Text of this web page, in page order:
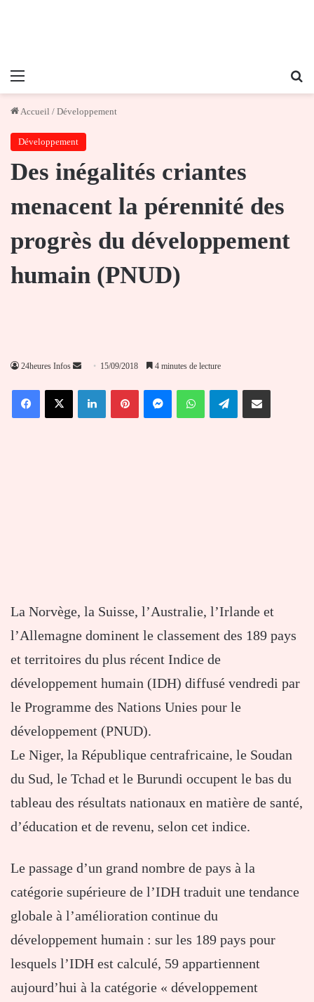
Menu
Accueil / Développement
Développement
Des inégalités criantes
menacent la pérennité des
progrès du développement
humain (PNUD)
24heures Infos
Envoyer
courriel
15/09/2018 4 minutes de lecture
FacebookX LinkedinPinterestMessengerWhatsAppTelegramPartager par email
La Norvège, la Suisse, l’Australie, l’Irlande et
l’Allemagne dominent le classement des 189 pays
et territoires du plus récent Indice de
développement humain (IDH) diffusé vendredi par
le Programme des Nations Unies pour le
développement (PNUD).
Le Niger, la République centrafricaine, le Soudan
du Sud, le Tchad et le Burundi occupent le bas du
tableau des résultats nationaux en matière de santé,
d’éducation et de revenu, selon cet indice.
Le passage d’un grand nombre de pays à la
catégorie supérieure de l’IDH traduit une tendance
globale à l’amélioration continue du
développement humain : sur les 189 pays pour
lesquels l’IDH est calculé, 59 appartiennent
aujourd’hui à la catégorie « développement